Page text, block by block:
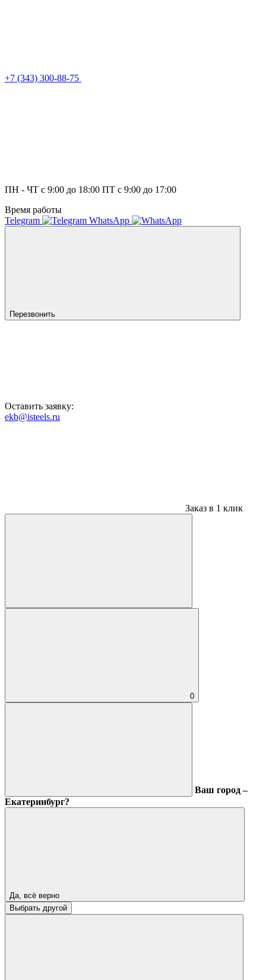
+7 (343) 300-88-75
ПН - ЧТ с 9:00 до 18:00 ПТ с 9:00 до 17:00
Время работы
Telegram
WhatsApp
Перезвонить
Оставить заявку:
ekb@isteels.ru
Заказ в 1 клик
0
Ваш город –
Екатеринбург?
Да, всё верно
Выбрать другой